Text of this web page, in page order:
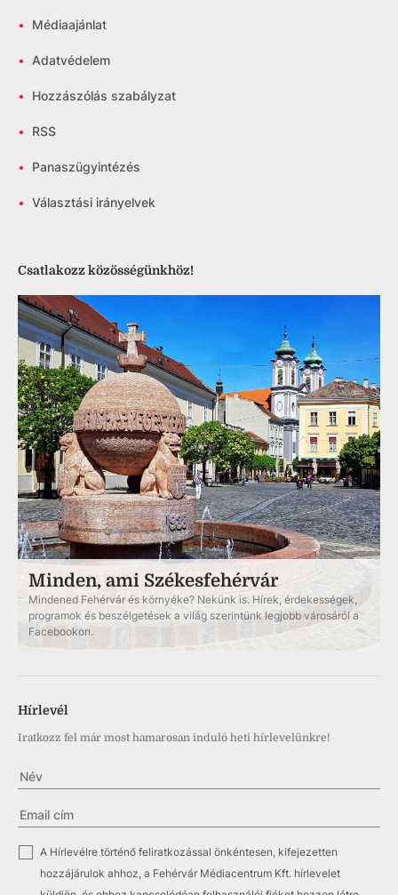
• Médiaajánlat
• Adatvédelem
• Hozzászólás szabályzat
• RSS
• Panaszügyintézés
• Választási irányelvek
Csatlakozz közösségünkhöz!
Minden, ami Székesfehérvár
Mindened Fehérvár és környéke? Nekünk is. Hírek, érdekességek,
programok és beszélgetések a világ szerintünk legjobb városáról a
Facebookon.
Hírlevél
Iratkozz fel már most hamarosan induló heti hírlevelünkre!
A Hírlevélre történő feliratkozással önkéntesen, kifejezetten
hozzájárulok ahhoz, a Fehérvár Médiacentrum Kft. hírlevelet